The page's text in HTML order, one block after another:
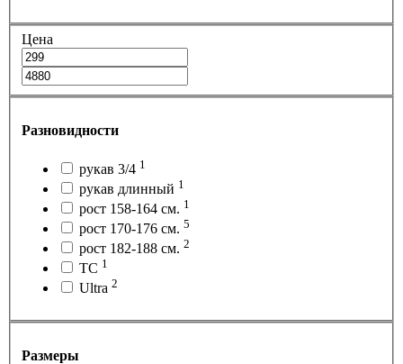
Цена
Разновидности
рукав 3/4 1
рукав длинный 1
рост 158-164 см. 1
рост 170-176 см. 5
рост 182-188 см. 2
ТС 1
Ultra 2
Размеры